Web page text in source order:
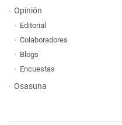
Opinión
Editorial
Colaboradores
Blogs
Encuestas
Osasuna